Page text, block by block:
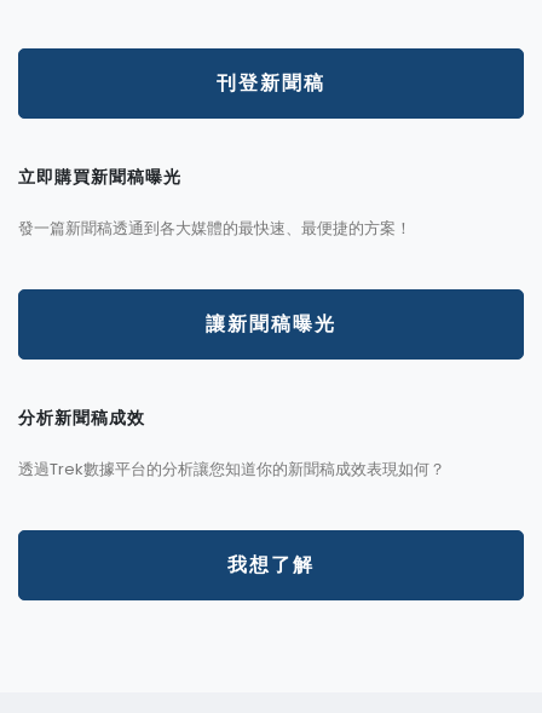
刊登新聞稿
立即購買新聞稿曝光
發一篇新聞稿透通到各大媒體的最快速、最便捷的方案！
讓新聞稿曝光
分析新聞稿成效
透過Trek數據平台的分析讓您知道你的新聞稿成效表現如何？
我想了解